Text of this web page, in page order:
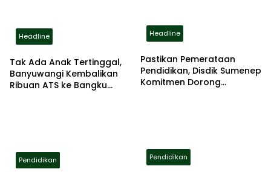
Headline
Tak Ada Anak Tertinggal,
Banyuwangi Kembalikan
Ribuan ATS ke Bangku
Headline
Pastikan Pemerataan
Pendidikan, Disdik Sumenep
Komitmen Dorong
Pendidikan Pendidikan